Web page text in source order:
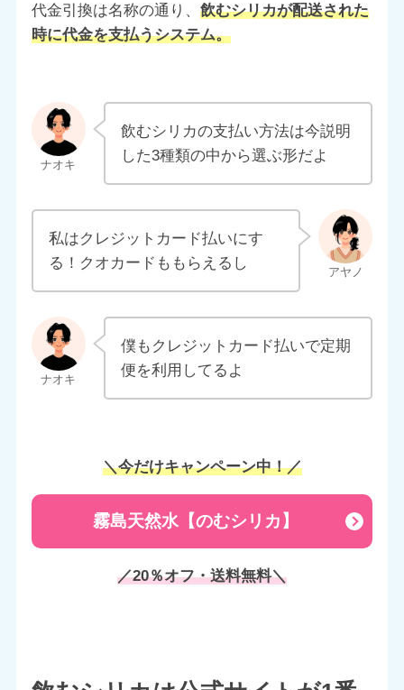
代金引換は名称の通り、 飲むシリカが配送された
時に代金を支払うシステム。
飲むシリカの支払い方法は今説明
した3種類の中から選ぶ形だよ
私はクレジットカード払いにす
る！クオカードももらえるし
僕もクレジットカード払いで定期
便を利用してるよ
＼今だけキャンペーン中！／
霧島天然水【のむシリカ】
／20％オフ・送料無料＼